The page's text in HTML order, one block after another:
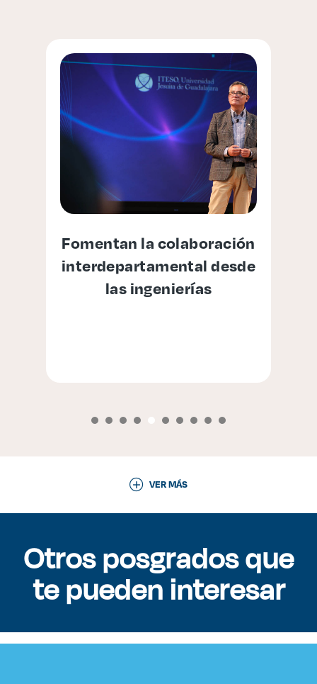
Fomentan la colaboración
interdepartamental desde
las ingenierías
VER MÁS
Otros posgrados que
te pueden interesar